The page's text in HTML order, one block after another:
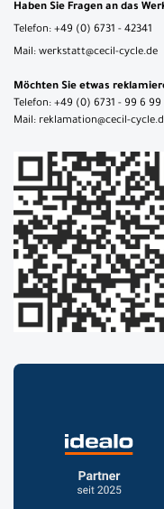
Haben Sie Fragen an das
Telefon: +49 (0) 6731 - 42341
Mail: werkstatt@cecil-cycle.de
Möchten Sie etwas
Telefon: +49 (0) 6731 - 99 6 99
Mail: reklamation@cecil-